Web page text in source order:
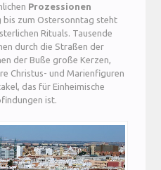
Prozessionen
bis zum Ostersonntag steht
Rituals. Tausende
durch die Straßen der
der Buße große Kerzen,
Christus- und Marienfiguren
das für Einheimische
ist.